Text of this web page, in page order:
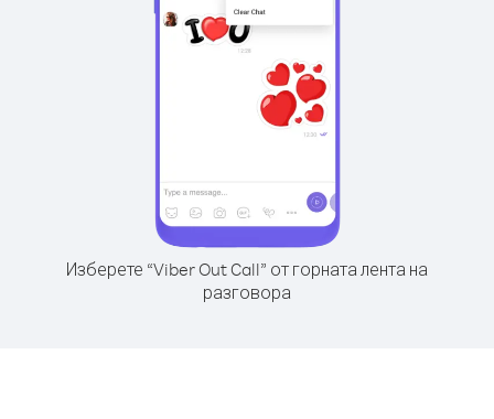
Изберете “Viber Out Call” от горната лента на
разговора